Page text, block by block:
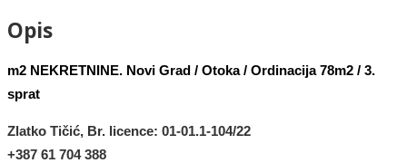
Opis
m2 NEKRETNINE. Novi Grad / Otoka / Ordinacija 78m2 / 3.
sprat
Zlatko Tičić, Br. licence: 01-01.1-104/22
+387 61 704 388